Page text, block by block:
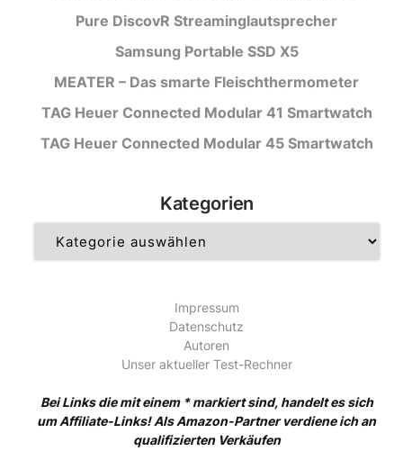
Pure DiscovR Streaminglautsprecher
Samsung Portable SSD X5
MEATER – Das smarte Fleischthermometer
TAG Heuer Connected Modular 41 Smartwatch
TAG Heuer Connected Modular 45 Smartwatch
Kategorien
Impressum
Datenschutz
Autoren
Unser aktueller Test-Rechner
Bei Links die mit einem * markiert sind, handelt es sich
um Affiliate-Links! Als Amazon-Partner verdiene ich an
qualifizierten Verkäufen